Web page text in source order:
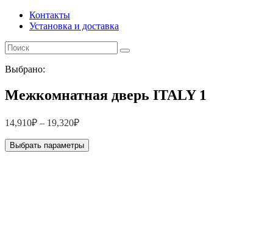
Контакты
Установка и доставка
Выбрано:
Межкомнатная дверь ITALY 1
14,910₽ – 19,320₽
Выбрать параметры